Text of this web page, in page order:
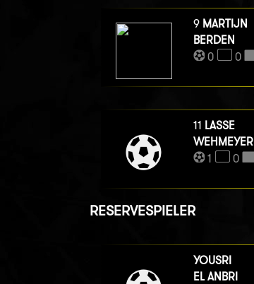
9 MARTIJN
BERDEN
0
0
11 LASSE
WEHMEYER
1
0
RESERVESPIELER
YOUSRI
EL ANBRI